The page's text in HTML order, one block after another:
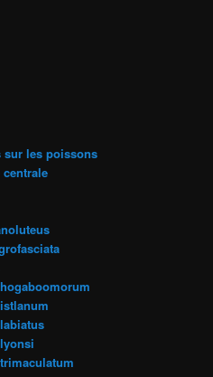
sur les poissons
centrale